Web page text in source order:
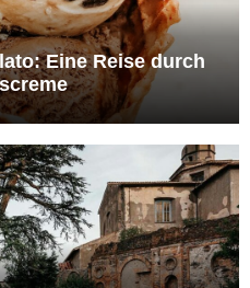
Eine Reise durch